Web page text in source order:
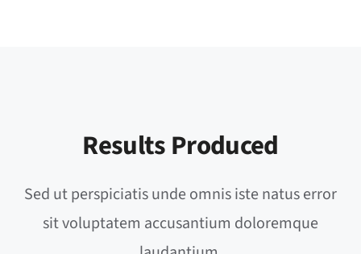
Results Produced
Sed ut perspiciatis unde omnis iste natus error
sit voluptatem accusantium doloremque